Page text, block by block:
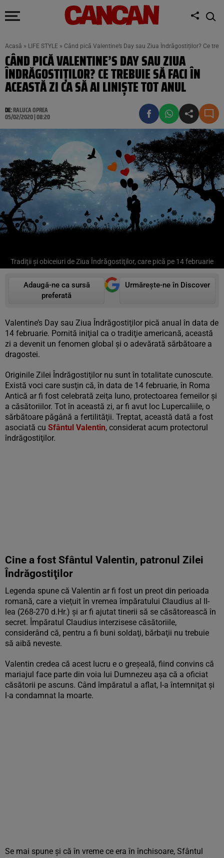
Acasă » LIFE STYLE » Când pică Valentine’s Day sau Ziua Îndrăgostiților? Ce
CÂND PICĂ VALENTINE’S DAY SAU ZIUA
ÎNDRĂGOSTIȚILOR? CE TREBUIE SĂ FACI ÎN
ACEASTĂ ZI CA SĂ AI LINIȘTE TOT ANUL
DE:RALUCA OPREA
05/02/2020 | 08:20
Tradiţii şi obiceiuri de Ziua Îndrăgostiţilor, care pică pe 14 februarie
Adaugă-ne ca sursă
preferată
Urmărește-ne în Discover
Valentine’s Day sau Ziua Îndrăgostiţilor pică anual în data de
14 februarie. Pornită iniţial ca o tradiţie americană, această
zi a devenit un fenomen global şi o adevărată sărbătoare a
dragostei.
Originile Zilei Îndrăgostiţilor nu sunt în totalitate cunoscute.
Există voci care susţin că, în data de 14 februarie, în Roma
Antică ar fi fost celebrată zeiţa Iuno, protectoarea femeilor şi
a căsătoriilor. Tot în această zi, ar fi avut loc Lupercaliile, o
sărbătoare păgână a fertilităţii. Treptat, această dată a fost
asociată cu Sfântul Valentin, considerat acum protectorul
îndrăgostiţilor.
Cine a fost Sfântul Valentin, patronul Zilei
Îndrăgostiţilor
Legenda spune că Valentin ar fi fost un preot din perioada
romană, care a vieţuit în vremea împăratului Claudius al II-
lea (268-270 d.Hr.) şi ar fi ajutat tinerii să se căsătorească în
secret. Împăratul Claudius interzisese căsătoriile,
considerând că, pentru a fi buni soldaţi, bărbaţii nu trebuie
să aibă neveste.
Valentin credea că acest lucru e o greşeală, fiind convins că
mariajul face parte din voia lui Dumnezeu aşa că a oficiat
căsătorii pe ascuns. Când împăratul a aflat, l-a întemniţat şi
l-a condamnat la moarte.
Se mai spune şi că în vreme ce era în închisoare, Sfântul